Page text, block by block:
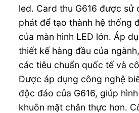
led. Card thu G616 được sử
phát để tạo thành hệ thống
của màn hình LED lớn. Áp
thiết kế hàng đầu của
các tiêu chuẩn quốc tế và
Được áp dụng công nghệ
độc đáo của G616, giúp
khuôn mặt chân thực hơn.